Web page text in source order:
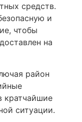
средств.
и
чтобы
на
район
кратчайшие
ситуации.